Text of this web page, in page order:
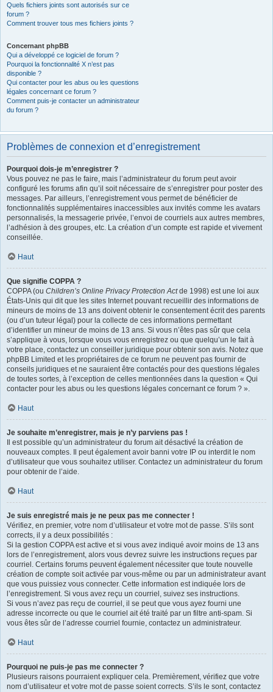
Quels fichiers joints sont autorisés sur ce
forum ?
Comment trouver tous mes fichiers joints ?
Concernant phpBB
Qui a développé ce logiciel de forum ?
Pourquoi la fonctionnalité X n’est pas
disponible ?
Qui contacter pour les abus ou les questions
légales concernant ce forum ?
Comment puis-je contacter un administrateur
du forum ?
Problèmes de connexion et d’enregistrement
Pourquoi dois-je m’enregistrer ?
Vous pouvez ne pas le faire, mais l’administrateur du forum peut avoir
configuré les forums afin qu’il soit nécessaire de s’enregistrer pour poster des
messages. Par ailleurs, l’enregistrement vous permet de bénéficier de
fonctionnalités supplémentaires inaccessibles aux invités comme les avatars
personnalisés, la messagerie privée, l’envoi de courriels aux autres membres,
l’adhésion à des groupes, etc. La création d’un compte est rapide et vivement
conseillée.
Haut
Que signifie COPPA ?
COPPA (ou Children’s Online Privacy Protection Actde 1998) est une loi aux
États-Unis qui dit que les sites Internet pouvant recueillir des informations de
mineurs de moins de 13 ans doivent obtenir le consentement écrit des parents
(ou d’un tuteur légal) pour la collecte de ces informations permettant
d’identifier un mineur de moins de 13 ans. Si vous n’êtes pas sûr que cela
s’applique à vous, lorsque vous vous enregistrez ou que quelqu’un le fait à
votre place, contactez un conseiller juridique pour obtenir son avis. Notez que
phpBB Limited et les propriétaires de ce forum ne peuvent pas fournir de
conseils juridiques et ne sauraient être contactés pour des questions légales
de toutes sortes, à l’exception de celles mentionnées dans la question « Qui
contacter pour les abus ou les questions légales concernant ce forum ? ».
Haut
Je souhaite m’enregistrer, mais je n’y parviens pas !
Il est possible qu’un administrateur du forum ait désactivé la création de
nouveaux comptes. Il peut également avoir banni votre IP ou interdit le nom
d’utilisateur que vous souhaitez utiliser. Contactez un administrateur du forum
pour obtenir de l’aide.
Haut
Je suis enregistré mais je ne peux pas me connecter !
Vérifiez, en premier, votre nom d’utilisateur et votre mot de passe. S’ils sont
corrects, il y a deux possibilités :
Si la gestion COPPA est active et si vous avez indiqué avoir moins de 13 ans
lors de l’enregistrement, alors vous devrez suivre les instructions reçues par
courriel. Certains forums peuvent également nécessiter que toute nouvelle
création de compte soit activée par vous-même ou par un administrateur avant
que vous puissiez vous connecter. Cette information est indiquée lors de
l’enregistrement. Si vous avez reçu un courriel, suivez ses instructions.
Si vous n’avez pas reçu de courriel, il se peut que vous ayez fourni une
adresse incorrecte ou que le courriel ait été traité par un filtre anti-spam. Si
vous êtes sûr de l’adresse courriel fournie, contactez un administrateur.
Haut
Pourquoi ne puis-je pas me connecter ?
Plusieurs raisons pourraient expliquer cela. Premièrement, vérifiez que votre
nom d’utilisateur et votre mot de passe soient corrects. S’ils le sont, contactez